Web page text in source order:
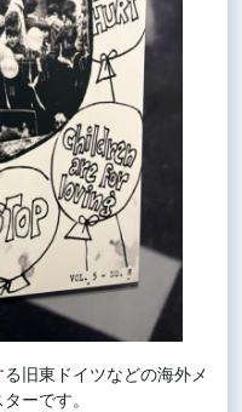
旧東ドイツなどの海外メ
ーです。